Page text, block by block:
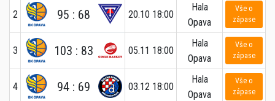
2 95 : 68 20.10 18:00
Hala
Opava
Vše o
zápase
3 103 : 83 05.11 18:00
Hala
Opava
Vše o
zápase
4 94 : 69 03.12 18:00
Hala
Opava
Vše o
zápase